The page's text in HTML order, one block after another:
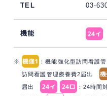
03-
※ ：機能強化型訪問看護
訪問看護管理療養費2届出
届出 ：24時間